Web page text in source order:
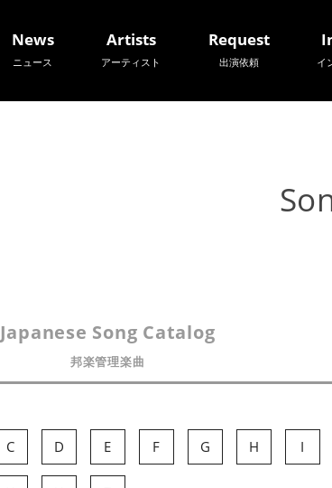
News
ニュース
Artists
アーティスト
Request
出演依頼 イ
Japanese Song Catalog
邦楽管理楽曲
C D E F G H I